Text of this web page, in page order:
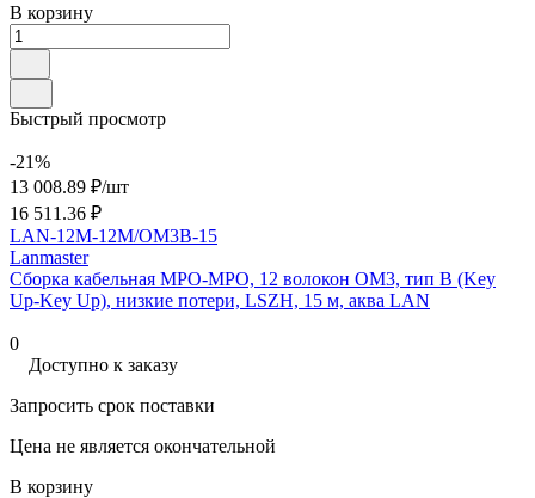
В корзину
Быстрый просмотр
-21%
13 008.89 ₽/шт
16 511.36 ₽
LAN-12M-12M/OM3B-15
Lanmaster
Сборка кабельная MPO-MPO, 12 волокон OM3, тип B (Key
Up-Key Up), низкие потери, LSZH, 15 м, аква LAN
0
Доступно к заказу
Запросить срок поставки
Цена не является окончательной
В корзину